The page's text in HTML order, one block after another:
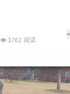
👁 3762 阅读